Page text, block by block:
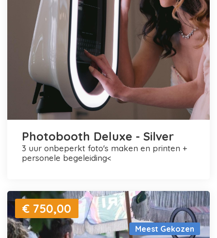
Photobooth Deluxe - Silver
3 uur onbeperkt foto's maken en printen +
personele begeleiding<
Meest Gekozen
€ 750,00